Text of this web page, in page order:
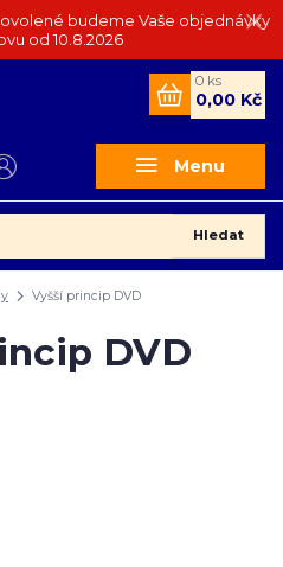
budeme Vaše objednávky
od 10.8.2026
Menu
Hledat
0 ks
0,00 Kč
Vyšší princip DVD
DVD